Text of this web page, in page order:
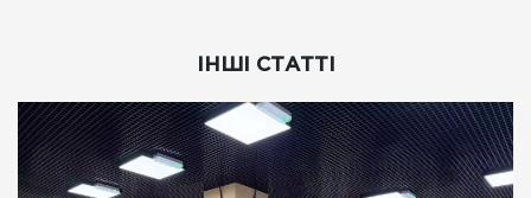
ІНШІ СТАТТІ